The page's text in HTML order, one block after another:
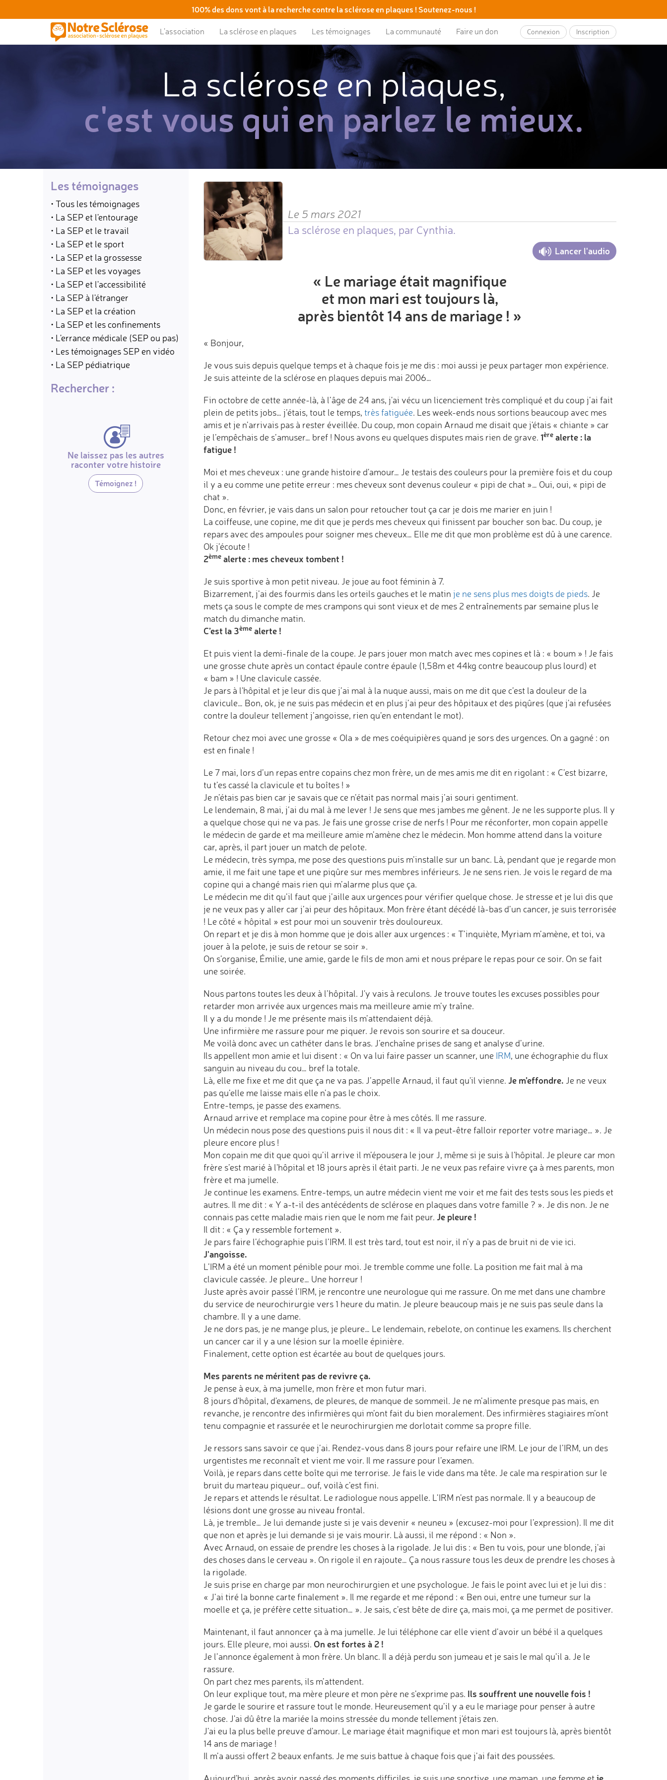
100% des dons vont à la recherche contre la sclérose en plaques ! Soutenez-nous !
L’association La sclérose en plaques Les témoignages La communauté Faire un don Connexion Inscription
La sclérose en plaques,
c'est vous qui en parlez le mieux.
Les témoignages
• Tous les témoignages
• La SEP et l'entourage
• La SEP et le travail
• La SEP et le sport
• La SEP et la grossesse
• La SEP et les voyages
• La SEP et l'accessibilité
• La SEP à l'étranger
• La SEP et la création
• La SEP et les confinements
• L'errance médicale (SEP ou pas)
• Les témoignages SEP en vidéo
• La SEP pédiatrique
Rechercher :
Ne laissez pas les autres
raconter votre histoire
Témoignez !
Le 5 mars 2021
La sclérose en plaques, par Cynthia.
Lancer l'audio
« Le mariage était magnifique
et mon mari est toujours là,
après bientôt 14 ans de mariage ! »
« Bonjour,
Je vous suis depuis quelque temps et à chaque fois je me dis : moi aussi je peux partager mon expérience.
Je suis atteinte de la sclérose en plaques depuis mai 2006…
Fin octobre de cette année-là, à l’âge de 24 ans, j'ai vécu un licenciement très compliqué et du coup j’ai fait
plein de petits jobs… j’étais, tout le temps, très fatiguée. Les week-ends nous sortions beaucoup avec mes
amis et je n’arrivais pas à rester éveillée. Du coup, mon copain Arnaud me disait que j'étais « chiante » car
je l’empêchais de s’amuser… bref ! Nous avons eu quelques disputes mais rien de grave. 1èrealerte : la
fatigue !
Moi et mes cheveux : une grande histoire d'amour… Je testais des couleurs pour la première fois et du coup
il y a eu comme une petite erreur : mes cheveux sont devenus couleur « pipi de chat »… Oui, oui, « pipi de
chat ».
Donc, en février, je vais dans un salon pour retoucher tout ça car je dois me marier en juin !
La coiffeuse, une copine, me dit que je perds mes cheveux qui finissent par boucher son bac. Du coup, je
repars avec des ampoules pour soigner mes cheveux… Elle me dit que mon problème est dû à une carence.
Ok j’écoute !
2èmealerte : mes cheveux tombent !
Je suis sportive à mon petit niveau. Je joue au foot féminin à 7.
Bizarrement, j’ai des fourmis dans les orteils gauches et le matin je ne sens plus mes doigts de pieds. Je
mets ça sous le compte de mes crampons qui sont vieux et de mes 2 entraînements par semaine plus le
match du dimanche matin.
C’est la 3èmealerte !
Et puis vient la demi-finale de la coupe. Je pars jouer mon match avec mes copines et là : « boum » ! Je fais
une grosse chute après un contact épaule contre épaule (1,58m et 44kg contre beaucoup plus lourd) et
« bam » ! Une clavicule cassée.
Je pars à l'hôpital et je leur dis que j’ai mal à la nuque aussi, mais on me dit que c’est la douleur de la
clavicule… Bon, ok, je ne suis pas médecin et en plus j’ai peur des hôpitaux et des piqûres (que j'ai refusées
contre la douleur tellement j’angoisse, rien qu’en entendant le mot).
Retour chez moi avec une grosse « Ola » de mes coéquipières quand je sors des urgences. On a gagné : on
est en finale !
Le 7 mai, lors d’un repas entre copains chez mon frère, un de mes amis me dit en rigolant : « C’est bizarre,
tu t’es cassé la clavicule et tu boîtes ! »
Je n’étais pas bien car je savais que ce n’était pas normal mais j’ai souri gentiment.
Le lendemain, 8 mai, j’ai du mal à me lever ! Je sens que mes jambes me gênent. Je ne les supporte plus. Il y
a quelque chose qui ne va pas. Je fais une grosse crise de nerfs ! Pour me réconforter, mon copain appelle
le médecin de garde et ma meilleure amie m’amène chez le médecin. Mon homme attend dans la voiture
car, après, il part jouer un match de pelote.
Le médecin, très sympa, me pose des questions puis m’installe sur un banc. Là, pendant que je regarde mon
amie, il me fait une tape et une piqûre sur mes membres inférieurs. Je ne sens rien. Je vois le regard de ma
copine qui a changé mais rien qui m’alarme plus que ça.
Le médecin me dit qu’il faut que j’aille aux urgences pour vérifier quelque chose. Je stresse et je lui dis que
je ne veux pas y aller car j’ai peur des hôpitaux. Mon frère étant décédé là-bas d’un cancer, je suis terrorisée
! Le côté « hôpital » est pour moi un souvenir très douloureux.
On repart et je dis à mon homme que je dois aller aux urgences : « T’inquiète, Myriam m’amène, et toi, va
jouer à la pelote, je suis de retour se soir ».
On s’organise, Émilie, une amie, garde le fils de mon ami et nous prépare le repas pour ce soir. On se fait
une soirée.
Nous partons toutes les deux à l’hôpital. J'y vais à reculons. Je trouve toutes les excuses possibles pour
retarder mon arrivée aux urgences mais ma meilleure amie m’y traîne.
Il y a du monde ! Je me présente mais ils m’attendaient déjà.
Une infirmière me rassure pour me piquer. Je revois son sourire et sa douceur.
Me voilà donc avec un cathéter dans le bras. J’enchaîne prises de sang et analyse d’urine.
Ils appellent mon amie et lui disent : « On va lui faire passer un scanner, une IRM, une échographie du flux
sanguin au niveau du cou… bref la totale.
Là, elle me fixe et me dit que ça ne va pas. J’appelle Arnaud, il faut qu'il vienne. Je m’effondre. Je ne veux
pas qu’elle me laisse mais elle n’a pas le choix.
Entre-temps, je passe des examens.
Arnaud arrive et remplace ma copine pour être à mes côtés. Il me rassure.
Un médecin nous pose des questions puis il nous dit : « Il va peut-être falloir reporter votre mariage… ». Je
pleure encore plus !
Mon copain me dit que quoi qu’il arrive il m’épousera le jour J, même si je suis à l'hôpital. Je pleure car mon
frère s’est marié à l'hôpital et 18 jours après il était parti. Je ne veux pas refaire vivre ça à mes parents, mon
frère et ma jumelle.
Je continue les examens. Entre-temps, un autre médecin vient me voir et me fait des tests sous les pieds et
autres. Il me dit : « Y a-t-il des antécédents de sclérose en plaques dans votre famille ? ». Je dis non. Je ne
connais pas cette maladie mais rien que le nom me fait peur. Je pleure !
Il dit : « Ça y ressemble fortement ».
Je pars faire l’échographie puis l’IRM. Il est très tard, tout est noir, il n’y a pas de bruit ni de vie ici.
J'angoisse.
L’IRM a été un moment pénible pour moi. Je tremble comme une folle. La position me fait mal à ma
clavicule cassée. Je pleure… Une horreur !
Juste après avoir passé l’IRM, je rencontre une neurologue qui me rassure. On me met dans une chambre
du service de neurochirurgie vers 1 heure du matin. Je pleure beaucoup mais je ne suis pas seule dans la
chambre. Il y a une dame.
Je ne dors pas, je ne mange plus, je pleure… Le lendemain, rebelote, on continue les examens. Ils cherchent
un cancer car il y a une lésion sur la moelle épinière.
Finalement, cette option est écartée au bout de quelques jours.
Mes parents ne méritent pas de revivre ça.
Je pense à eux, à ma jumelle, mon frère et mon futur mari.
8 jours d'hôpital, d'examens, de pleures, de manque de sommeil. Je ne m’alimente presque pas mais, en
revanche, je rencontre des infirmières qui m’ont fait du bien moralement. Des infirmières stagiaires m’ont
tenu compagnie et rassurée et le neurochirurgien me dorlotait comme sa propre fille.
Je ressors sans savoir ce que j’ai. Rendez-vous dans 8 jours pour refaire une IRM. Le jour de l’IRM, un des
urgentistes me reconnaît et vient me voir. Il me rassure pour l’examen.
Voilà, je repars dans cette boîte qui me terrorise. Je fais le vide dans ma tête. Je cale ma respiration sur le
bruit du marteau piqueur… ouf, voilà c’est fini.
Je repars et attends le résultat. Le radiologue nous appelle. L’IRM n’est pas normale. Il y a beaucoup de
lésions dont une grosse au niveau frontal.
Là, je tremble… Je lui demande juste si je vais devenir « neuneu » (excusez-moi pour l’expression). Il me dit
que non et après je lui demande si je vais mourir. Là aussi, il me répond : « Non ».
Avec Arnaud, on essaie de prendre les choses à la rigolade. Je lui dis : « Ben tu vois, pour une blonde, j'ai
des choses dans le cerveau ». On rigole il en rajoute… Ça nous rassure tous les deux de prendre les choses à
la rigolade.
Je suis prise en charge par mon neurochirurgien et une psychologue. Je fais le point avec lui et je lui dis :
« J’ai tiré la bonne carte finalement ». Il me regarde et me répond : « Ben oui, entre une tumeur sur la
moelle et ça, je préfère cette situation… ». Je sais, c’est bête de dire ça, mais moi, ça me permet de positiver.
Maintenant, il faut annoncer ça à ma jumelle. Je lui téléphone car elle vient d’avoir un bébé il a quelques
jours. Elle pleure, moi aussi. On est fortes à 2 !
Je l’annonce également à mon frère. Un blanc. Il a déjà perdu son jumeau et je sais le mal qu’il a. Je le
rassure.
On part chez mes parents, ils m’attendent.
On leur explique tout, ma mère pleure et mon père ne s’exprime pas. Ils souffrent une nouvelle fois !
Je garde le sourire et rassure tout le monde. Heureusement qu’il y a eu le mariage pour penser à autre
chose. J'ai dû être la mariée la moins stressée du monde tellement j'étais zen.
J'ai eu la plus belle preuve d'amour. Le mariage était magnifique et mon mari est toujours là, après bientôt
14 ans de mariage !
Il m’a aussi offert 2 beaux enfants. Je me suis battue à chaque fois que j’ai fait des poussées.